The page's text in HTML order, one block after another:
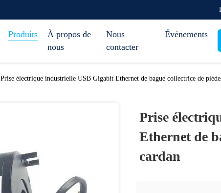
Produits
À propos de
nous
Nous
contacter
Événements
Prise électrique industrielle USB Gigabit Ethernet de bague collectrice de
Prise
Ethernet de
cardan